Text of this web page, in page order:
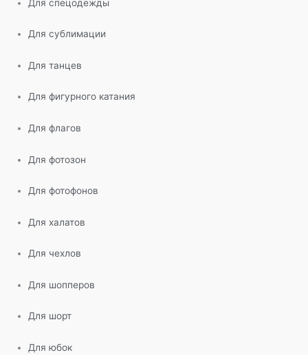
Для спецодежды
Для сублимации
Для танцев
Для фигурного катания
Для флагов
Для фотозон
Для фотофонов
Для халатов
Для чехлов
Для шопперов
Для шорт
Для юбок